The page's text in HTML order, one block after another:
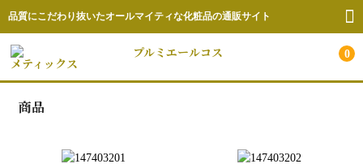
品質にこだわり抜いたオールマイティな化粧品の通販サイト
プルミエールコス
メティックス
0
ホーム
商品